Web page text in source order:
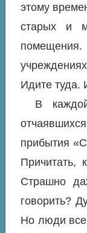
этому
старых и
Идите туда.
В
прибытия
Причитать,
Страшно
говорить?
Но люди